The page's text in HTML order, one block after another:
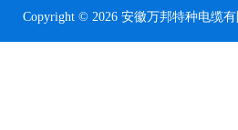
Copyright © 2026 安徽万邦特种电缆